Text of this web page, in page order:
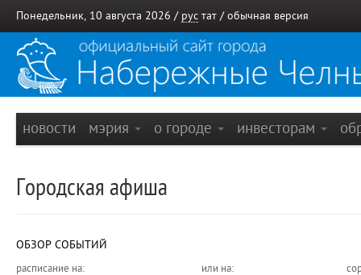
Понедельник, 10 августа 2026 / рус тат / обычная версия
новости мэрия о городе инвесторам
Городская афиша
ОБЗОР СОБЫТИЙ
расписание на: или на: